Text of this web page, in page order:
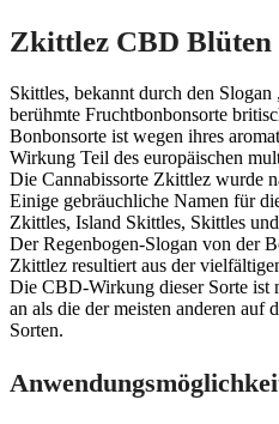
Zkittlez CBD Blüten
Skittles, bekannt durch den Slogan
berühmte Fruchtbonbonsorte
Bonbonsorte ist wegen ihres
Wirkung Teil des europäischen
Die Cannabissorte Zkittlez wurde
Einige gebräuchliche Namen für
Zkittles, Island Skittles, Skittles
Der Regenbogen-Slogan von der
Zkittlez resultiert aus der
Die CBD-Wirkung dieser Sorte ist
an als die der meisten anderen auf
Sorten.